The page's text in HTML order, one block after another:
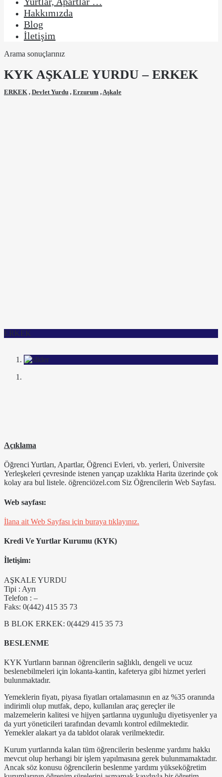
Hakkımızda
Blog
İletişim
Arama sonuçlarınız
KYK AŞKALE YURDU – ERKEK
ERKEK , Devlet Yurdu , Erzurum , Aşkale
ERKEK
Açıklama
Öğrenci Yurtları, Apartlar, Öğrenci Evleri, vb. yerleri, Üniversite
Yerleşkeleri çevresinde istenen yarıçap uzaklıkta Harita üzerinde çok
kolay ara bul listele. öğrenciözel.com Siz Öğrencilerin Web Sayfası.
Web sayfası:
İlana ait Web Sayfası için buraya tıklayınız.
Kredi Ve Yurtlar Kurumu (KYK)
İletişim:
AŞKALE YURDU
Tipi : Ayrı
Telefon : –
Faks: 0(442) 415 35 73
B BLOK ERKEK: 0(4429 415 35 73
BESLENME
KYK Yurtların barınan öğrencilerin sağlıklı, dengeli ve ucuz
beslenebilmeleri için lokanta-kantin, kafeterya gibi hizmet yerleri
bulunmaktadır.
Yemeklerin fiyatı, piyasa fiyatları ortalamasının en az %35 oranında
indirimli olup mutfak, depo, kullanılan araç gereçler ile
malzemelerin kalitesi ve hijyen şartlarına uygunluğu diyetisyenler ya
da yurt yöneticileri tarafından devamlı kontrol edilmektedir.
Yemekler alakart ya da tabldot olarak verilmektedir.
Kurum yurtlarında kalan tüm öğrencilerin beslenme yardımı hakkı
mevcut olup herhangi bir işlem yapılmasına gerek bulunmamaktadır.
Ancak söz konusu öğrencilerin beslenme yardımı yükseköğretim